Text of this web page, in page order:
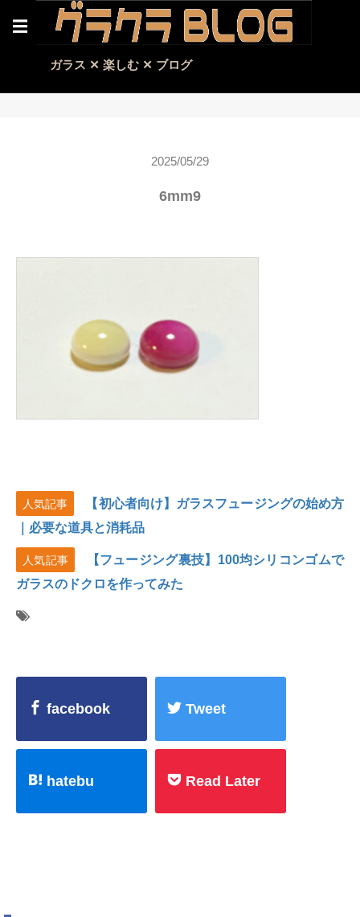
☰
ガラス ✕ 楽しむ ✕ ブログ
2025/05/29
6mm9
人気記事
【初心者向け】ガラスフュージングの始め方
｜必要な道具と消耗品
人気記事
【フュージング裏技】100均シリコンゴムで
ガラスのドクロを作ってみた
facebook Tweet
hatebu Read Later